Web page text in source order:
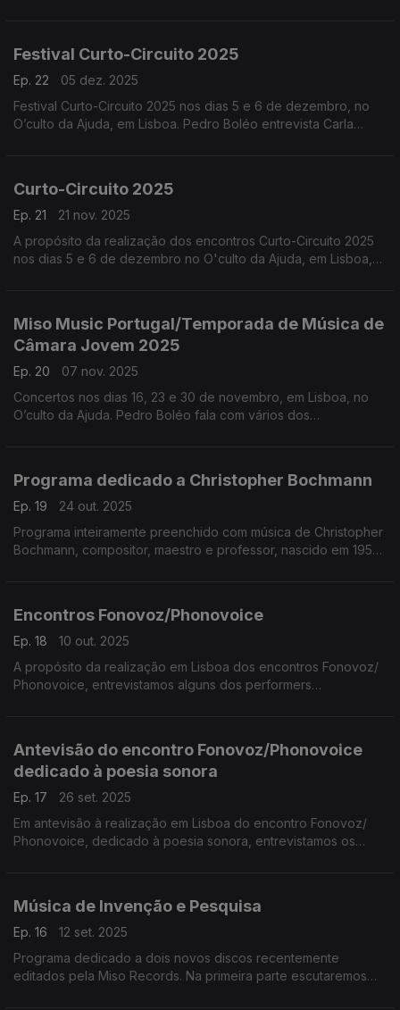
Festival Curto-Circuito 2025
Ep. 22
05 dez. 2025
Festival Curto-Circuito 2025 nos dias 5 e 6 de dezembro, no
O’culto da Ajuda, em Lisboa. Pedro Boléo entrevista Carla
Curto-Circuito 2025
Ep. 21
21 nov. 2025
A propósito da realização dos encontros Curto-Circuito 2025
nos dias 5 e 6 de dezembro no O'culto da Ajuda, em Lisboa,
Miso Music Portugal/Temporada de Música de
Câmara Jovem 2025
Ep. 20
07 nov. 2025
Concertos nos dias 16, 23 e 30 de novembro, em Lisboa, no
O’culto da Ajuda. Pedro Boléo fala com vários dos
Programa dedicado a Christopher Bochmann
Ep. 19
24 out. 2025
Programa inteiramente preenchido com música de Christopher
Bochmann, compositor, maestro e professor, nascido em 1950
Encontros Fonovoz/Phonovoice
Ep. 18
10 out. 2025
A propósito da realização em Lisboa dos encontros Fonovoz/
Phonovoice, entrevistamos alguns dos performers
Antevisão do encontro Fonovoz/Phonovoice
dedicado à poesia sonora
Ep. 17
26 set. 2025
Em antevisão à realização em Lisboa do encontro Fonovoz/
Phonovoice, dedicado à poesia sonora, entrevistamos os
Música de Invenção e Pesquisa
Ep. 16
12 set. 2025
Programa dedicado a dois novos discos recentemente
editados pela Miso Records. Na primeira parte escutaremos